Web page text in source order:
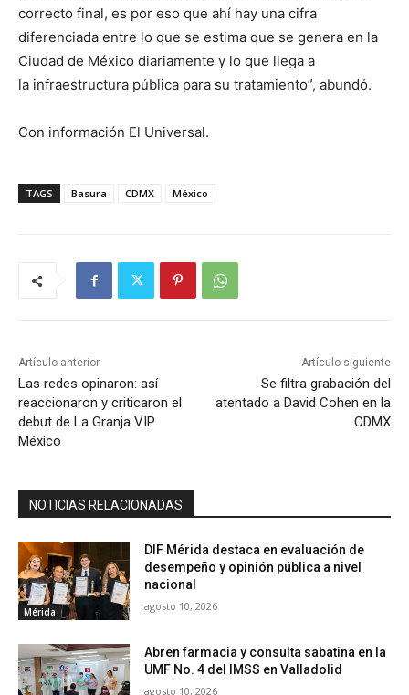
correcto final, es por eso que ahí hay una cifra
diferenciada entre lo que se estima que se genera en la
Ciudad de México diariamente y lo que llega a
la infraestructura pública para su tratamiento”, abundó.
Con información El Universal.
TAGS Basura CDMX México
Artículo anterior
Las redes opinaron: así
reaccionaron y criticaron el
debut de La Granja VIP
México
Artículo siguiente
Se filtra grabación del
atentado a David Cohen en la
CDMX
NOTICIAS RELACIONADAS
Mérida
DIF Mérida destaca en evaluación de
desempeño y opinión pública a nivel
nacional
agosto 10, 2026
Abren farmacia y consulta sabatina en la
UMF No. 4 del IMSS en Valladolid
agosto 10, 2026